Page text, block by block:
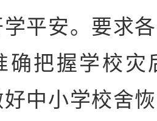
平安。要求
确把握学校灾
中小学校舍